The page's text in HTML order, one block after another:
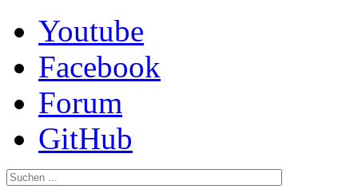
Youtube
Facebook
Forum
GitHub